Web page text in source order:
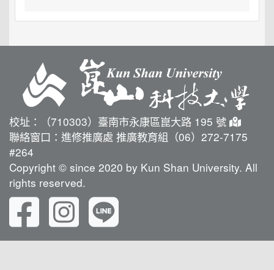
校址：（710303）臺南市永康區崑大路 195 號
聯絡窗口：進修推廣處 推廣教育組（06）272-7175
#264
Copyright © since 2020 by Kun Shan University. All
rights reserved.